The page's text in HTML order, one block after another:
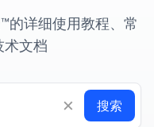
的详细使用教程、常
术文档
× 搜索